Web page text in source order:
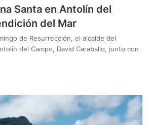
Santa en Antolín del
del Mar
de Resurrección, el alcalde del
del Campo, David Caraballo, junto con